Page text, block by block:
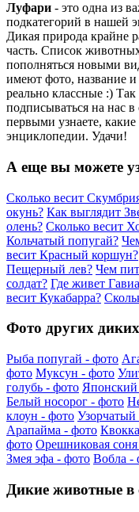
Луфари - это одна из
подкатегорий в нашей
Дикая природа крайне
часть. Список
пополняться новыми
имеют фото, название
реально классные :)
подписываться на нас
первыми узнаете,
энциклопедии. Удачи!
А еще вы можете
Сколько весит
окунь? Как выглядит
олень? Сколько весит
Кольчатый попугай?
весит Красный коршун?
Пещерный лев? Чем
солдат? Где живет
весит Кукабарра?
Фото других
Рыба попугай - фото
фото Муксун - фото
голубь - фото Японский
Белый носорог - фото
клоун - фото Узорчатый
Арапайма - фото
фото Орешниковая
Змея эфа - фото Вобла -
Дикие животные в